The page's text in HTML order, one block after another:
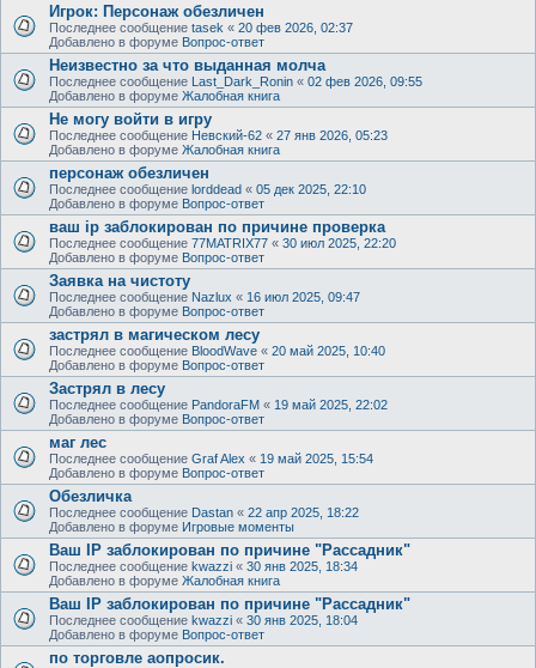
Игрок: Персонаж обезличен
Последнее сообщение tasek « 20 фев 2026, 02:37
Добавлено в форуме Вопрос-ответ
Неизвестно за что выданная молча
Последнее сообщение Last_Dark_Ronin « 02 фев 2026, 09:55
Добавлено в форуме Жалобная книга
Не могу войти в игру
Последнее сообщение Невский-62 « 27 янв 2026, 05:23
Добавлено в форуме Жалобная книга
персонаж обезличен
Последнее сообщение lorddead « 05 дек 2025, 22:10
Добавлено в форуме Вопрос-ответ
ваш ip заблокирован по причине проверка
Последнее сообщение 77MATRIX77 « 30 июл 2025, 22:20
Добавлено в форуме Вопрос-ответ
Заявка на чистоту
Последнее сообщение Nazlux « 16 июл 2025, 09:47
Добавлено в форуме Вопрос-ответ
застрял в магическом лесу
Последнее сообщение BloodWave « 20 май 2025, 10:40
Добавлено в форуме Вопрос-ответ
Застрял в лесу
Последнее сообщение PandoraFM « 19 май 2025, 22:02
Добавлено в форуме Вопрос-ответ
маг лес
Последнее сообщение Graf Alex « 19 май 2025, 15:54
Добавлено в форуме Вопрос-ответ
Обезличка
Последнее сообщение Dastan « 22 апр 2025, 18:22
Добавлено в форуме Игровые моменты
Ваш IP заблокирован по причине "Рассадник"
Последнее сообщение kwazzi « 30 янв 2025, 18:34
Добавлено в форуме Жалобная книга
Ваш IP заблокирован по причине "Рассадник"
Последнее сообщение kwazzi « 30 янв 2025, 18:04
Добавлено в форуме Вопрос-ответ
по торговле аопросик.